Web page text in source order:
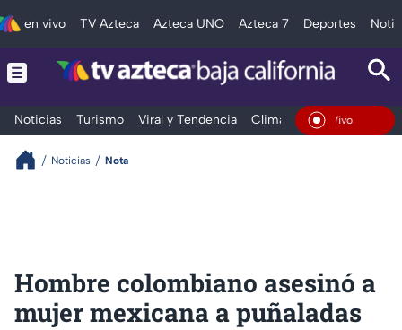
en vivo TV Azteca Azteca UNO Azteca 7 Deportes
Noticias Turismo Viral y Tendencia Clima Deportes
En Vivo
Noticias Nota
Hombre colombiano asesinó a
mujer mexicana a puñaladas